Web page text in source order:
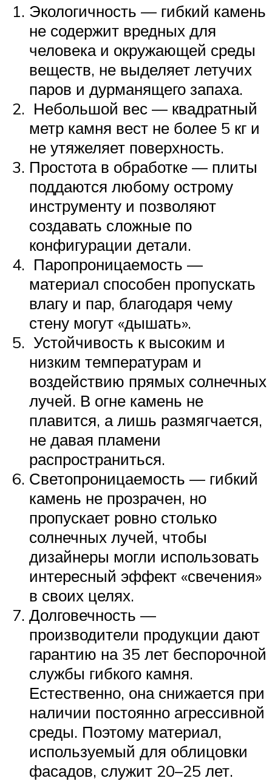
Экологичность — гибкий камень
не содержит вредных для
человека и окружающей среды
веществ, не выделяет летучих
паров и дурманящего запаха.
Небольшой вес — квадратный
метр камня вест не более 5 кг и
не утяжеляет поверхность.
Простота в обработке — плиты
поддаются любому острому
инструменту и позволяют
создавать сложные по
конфигурации детали.
Паропроницаемость —
материал способен пропускать
влагу и пар, благодаря чему
стену могут «дышать».
Устойчивость к высоким и
низким температурам и
воздействию прямых солнечных
лучей. В огне камень не
плавится, а лишь размягчается,
не давая пламени
распространиться.
Светопроницаемость — гибкий
камень не прозрачен, но
пропускает ровно столько
солнечных лучей, чтобы
дизайнеры могли использовать
интересный эффект «свечения»
в своих целях.
Долговечность —
производители продукции дают
гарантию на 35 лет беспорочной
службы гибкого камня.
Естественно, она снижается при
наличии постоянно агрессивной
среды. Поэтому материал,
используемый для облицовки
фасадов, служит 20–25 лет.